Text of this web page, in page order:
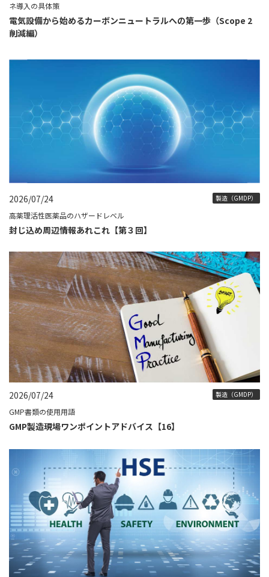
ネ導入の具体策
電気設備から始めるカーボンニュートラルへの第一歩（Scope 2
削減編）
2026/07/24 製造（GMDP）
高薬理活性医薬品のハザードレベル
封じ込め周辺情報あれこれ【第３回】
2026/07/24 製造（GMDP）
GMP書類の使用用語
GMP製造現場ワンポイントアドバイス【16】